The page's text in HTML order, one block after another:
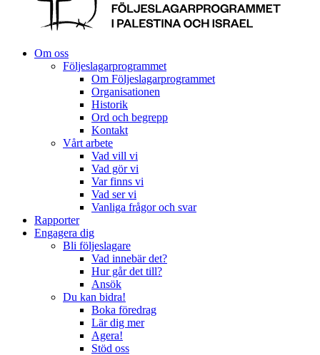
Om oss
Följeslagarprogrammet
Om Följeslagarprogrammet
Organisationen
Historik
Ord och begrepp
Kontakt
Vårt arbete
Vad vill vi
Vad gör vi
Var finns vi
Vad ser vi
Vanliga frågor och svar
Rapporter
Engagera dig
Bli följeslagare
Vad innebär det?
Hur går det till?
Ansök
Du kan bidra!
Boka föredrag
Lär dig mer
Agera!
Stöd oss